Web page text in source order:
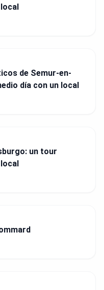
de Semur-en-
día con un local
un tour